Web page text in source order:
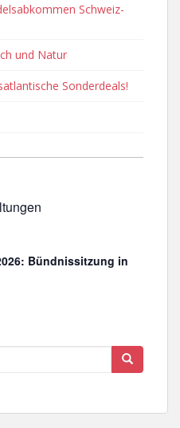
Schweiz-
und Natur
Sonderdeals!
Bündnissitzung in